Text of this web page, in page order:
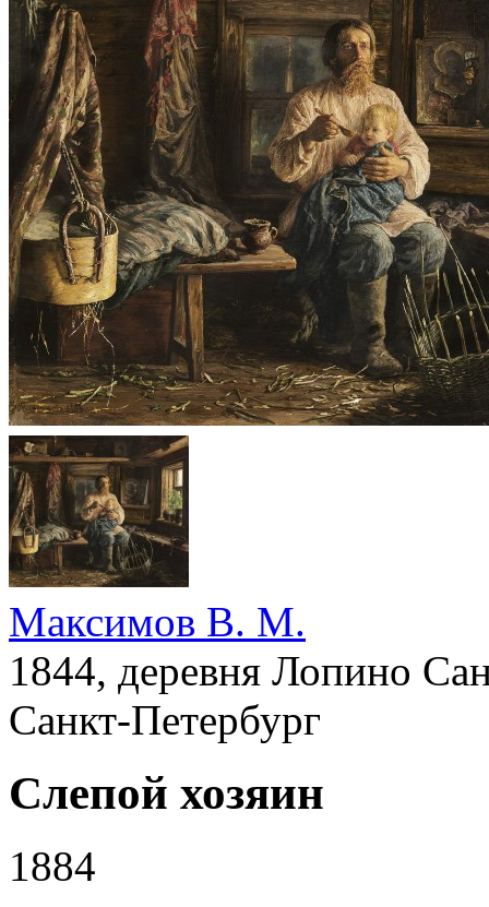
Максимов В. М.
1844, деревня Лопино
Санкт-Петербург
Слепой хозяин
1884